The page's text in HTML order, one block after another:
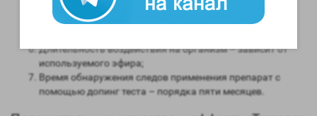
(ароматизация) – нет;
Степень нагрузки на печень – отсутствует;
Длительность воздействия на организм – зависит от
используемого эфира;
Время обнаружения следов применения препарат с
помощью допинг теста – порядка пяти месяцев.